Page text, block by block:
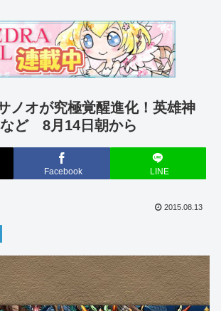
ノオが究極覚醒進化！英雄神
ど 8月14日朝から
Facebook LINE
2015.08.13